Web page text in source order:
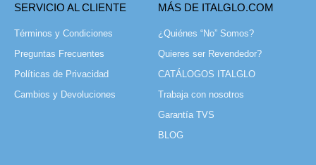
SERVICIO AL CLIENTE
Términos y Condiciones
Preguntas Frecuentes
Políticas de Privacidad
Cambios y Devoluciones
MÁS DE ITALGLO.COM
¿Quiénes “No” Somos?
Quieres ser Revendedor?
CATÁLOGOS ITALGLO
Trabaja con nosotros
Garantía TVS
BLOG